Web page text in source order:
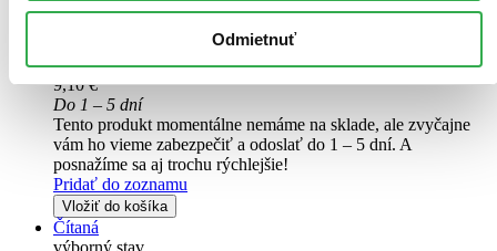
Odmietnuť
opustila svoju sestru Ever (hlavnú hrdinku série Nesmrteľní) a svet
Knihapevná väzba
9,10 €
Do 1 – 5 dní
Tento produkt momentálne nemáme na sklade, ale zvyčajne
vám ho vieme zabezpečiť a odoslať do 1 – 5 dní. A
posnažíme sa aj trochu rýchlejšie!
Pridať do zoznamu
Vložiť do košíka
Čítaná